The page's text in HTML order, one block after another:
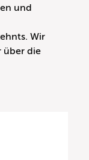
und
Wir
über die